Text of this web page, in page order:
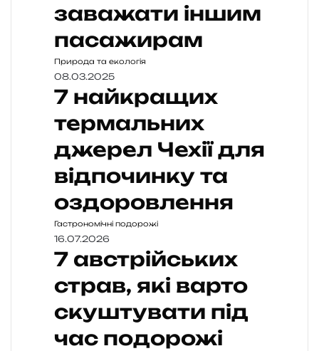
заважати іншим
пасажирам
Природа та екологія
08.03.2025
7 найкращих
термальних
джерел Чехії для
відпочинку та
оздоровлення
Гастрономічні подорожі
16.07.2026
7 австрійських
страв, які варто
скуштувати під
час подорожі